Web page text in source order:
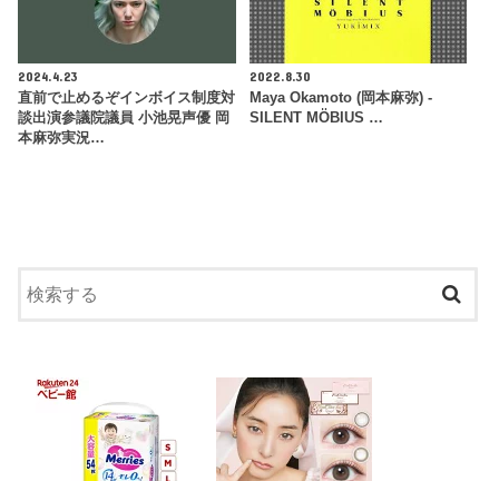
2024.4.23
直前で止めるぞインボイス制度対
談出演参議院議員 小池晃声優 岡
本麻弥実況…
2022.8.30
Maya Okamoto (岡本麻弥) -
SILENT MÖBIUS …